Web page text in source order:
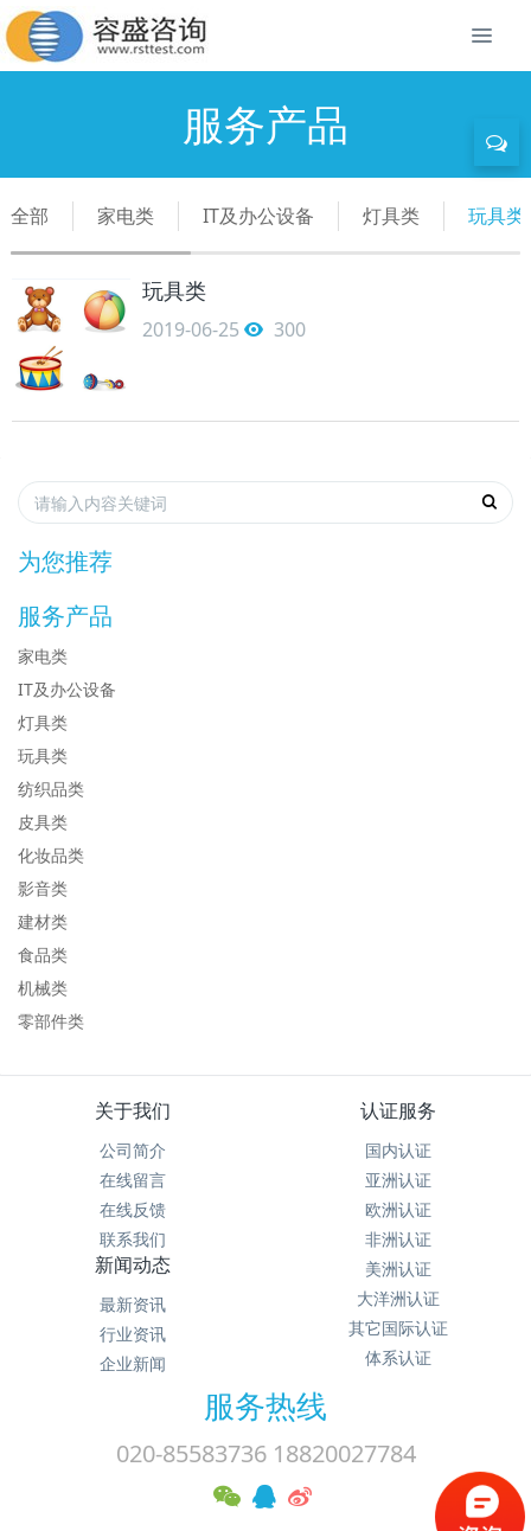
服务产品
全部 家电类 IT及办公设备 灯具类 玩具类
玩具类
2019-06-25 300
为您推荐
服务产品
家电类
IT及办公设备
灯具类
玩具类
纺织品类
皮具类
化妆品类
影音类
建材类
食品类
机械类
零部件类
关于我们
公司简介
在线留言
在线反馈
联系我们
认证服务
国内认证
亚洲认证
欧洲认证
非洲认证
美洲认证
大洋洲认证
其它国际认证
体系认证
新闻动态
最新资讯
行业资讯
企业新闻
服务热线
020-85583736 18820027784